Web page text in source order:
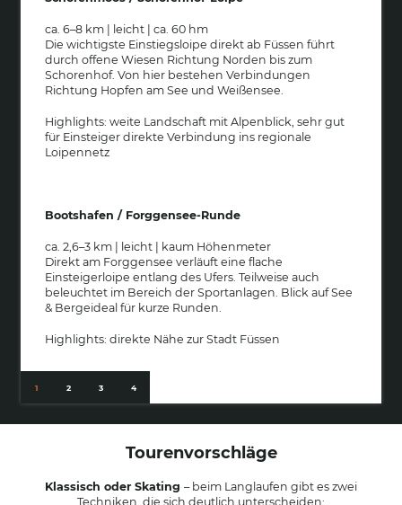
ca. 6–8 km | leicht | ca. 60 hm
Die wichtigste Einstiegsloipe direkt ab Füssen führt
durch offene Wiesen Richtung Norden bis zum
Schorenhof. Von hier bestehen Verbindungen
Richtung Hopfen am See und Weißensee.
Highlights: weite Landschaft mit Alpenblick, sehr gut
für Einsteiger direkte Verbindung ins regionale
Loipennetz
Bootshafen / Forggensee-Runde
ca. 2,6–3 km | leicht | kaum Höhenmeter
Direkt am Forggensee verläuft eine flache
Einsteigerloipe entlang des Ufers. Teilweise auch
beleuchtet im Bereich der Sportanlagen. Blick auf See
& Bergeideal für kurze Runden.
Highlights: direkte Nähe zur Stadt Füssen
Tourenvorschläge
Klassisch oder Skating – beim Langlaufen gibt es zwei
Techniken, die sich deutlich unterscheiden: